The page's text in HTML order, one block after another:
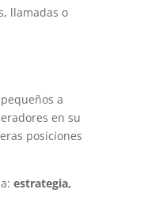
llamadas o
a
en su
posiciones
estrategia,